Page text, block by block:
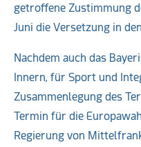
getroffene Zustimmung
Juni die Versetzung in
Nachdem auch das
Innern, für Sport und
Zusammenlegung des
Termin für die
Regierung von